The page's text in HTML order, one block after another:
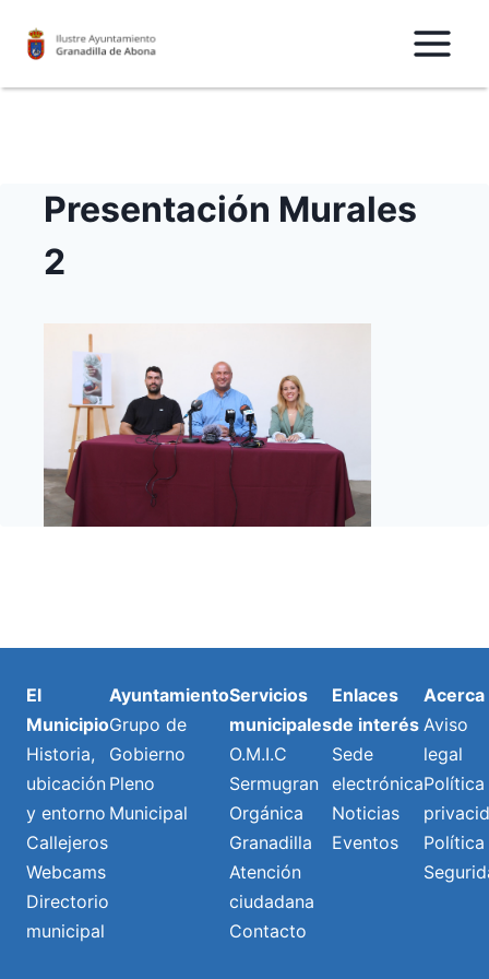
Presentación Murales
2
El
Municipio
Historia,
ubicación
y entorno
Callejeros
Webcams
Directorio
municipal
Ayuntamiento
Grupo de
Gobierno
Pleno
Municipal
Servicios
municipales
O.M.I.C
Sermugran
Orgánica
Granadilla
Atención
ciudadana
Contacto
Enlaces
de interés
Sede
electrónica
Noticias
Eventos
Acerca
Aviso
legal
Política
Política